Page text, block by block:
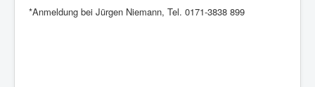
*Anmeldung bei Jürgen Niemann, Tel. 0171-3838 899